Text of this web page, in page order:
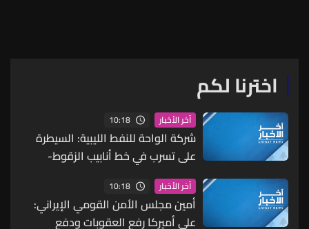
اخترنا لكم
آخر الأخبار 10:18
شركة الواحة للنفط الليبية: السيطرة
على تسرب في خط أنابيب الزقوط-
السدرة واستئناف الضخ بعد إجراء
إصلاحات
آخر الأخبار 10:18
أمين مجلس الأمن القومي الإيراني:
على أميركا رفع العقوبات ودفع